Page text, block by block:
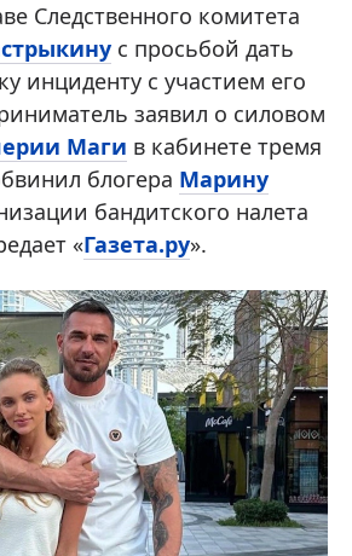
Следственного комитета
с просьбой дать
инциденту с участием его
заявил о силовом
Маги в кабинете тремя
блогера Марину
бандитского налета
«Газета.ру».